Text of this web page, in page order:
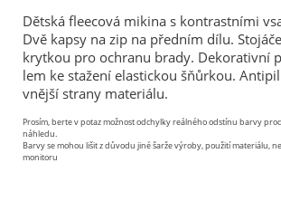
Dětská fleecová mikina s kontrastními
Dvě kapsy na zip na předním dílu.
krytkou pro ochranu brady. Dekorativní
lem ke stažení elastickou šňůrkou.
vnější strany materiálu.
Prosím, berte v potaz možnost odchylky reálného odstínu barvy
náhledu.
Barvy se mohou lišit z důvodu jiné šarže výroby, použití materiálu,
monitoru